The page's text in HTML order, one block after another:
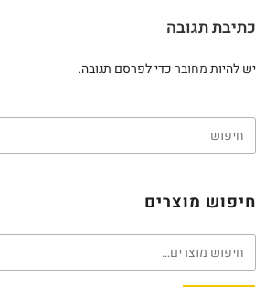
כתיבת תגובה
יש להיותמחוברכדי לפרסם תגובה.
חיפוש מוצרים